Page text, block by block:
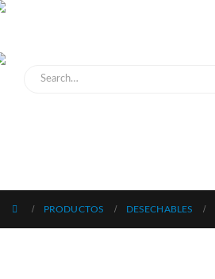
PRODUCTOS DESECHABLES